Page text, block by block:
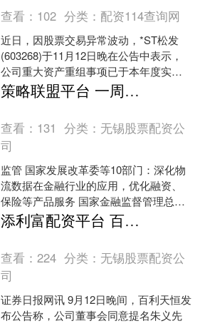
查看： 102 分类： 配资114查询网
近日，因股票交易异常波动，*ST松发
(603268)于11月12日晚在公告中表示，
公司重大资产重组事项已于本年度实施
完毕，主营业务发生重大变化。11月13
日，*....
策略联盟平台 一周合辑｜太保、新华、众安前10月保费收入出炉；青海银行迎新董事长、行长、副行长
查看： 131 分类： 无锡股票配资公
司
监管 国家发展改革委等10部门：深化物
流数据在金融行业的应用，优化融资、
保险等产品服务 国家金融监督管理总局
发布《银行保险机构许可证管理办法
（征求意见稿）》 最....
添利富配资平台 百利天恒：董事会换届选举
查看：224 分类： 无锡股票配资公
司
证券日报网讯 9月12日晚间，百利天恒发
布公告称，公司董事会同意提名朱义先